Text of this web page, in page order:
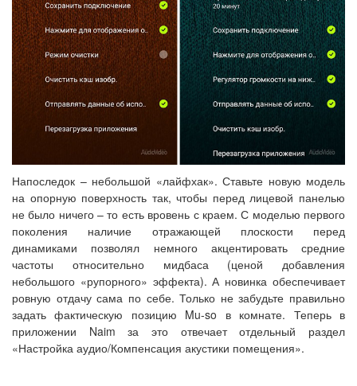
Напоследок – небольшой «лайфхак». Ставьте новую модель
на опорную поверхность так, чтобы перед лицевой панелью
не было ничего – то есть вровень с краем. С моделью первого
поколения наличие отражающей плоскости перед
динамиками позволял немного акцентировать средние
частоты относительно мидбаса (ценой добавления
небольшого «рупорного» эффекта). А новинка обеспечивает
ровную отдачу сама по себе. Только не забудьте правильно
задать фактическую позицию Mu-so в комнате. Теперь в
приложении Naim за это отвечает отдельный раздел
«Настройка аудио/Компенсация акустики помещения».